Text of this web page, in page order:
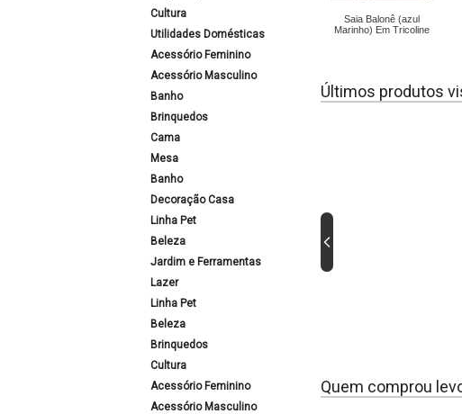
Cultura
Utilidades Domésticas
Acessório Feminino
Acessório Masculino
Banho
Brinquedos
Cama
Mesa
Banho
Decoração Casa
Linha Pet
Beleza
Jardim e Ferramentas
Lazer
Linha Pet
Beleza
Brinquedos
Cultura
Acessório Feminino
Acessório Masculino
Saia Balonê (azul
Marinho) Em Tricoline
Últimos produtos
Quem comprou